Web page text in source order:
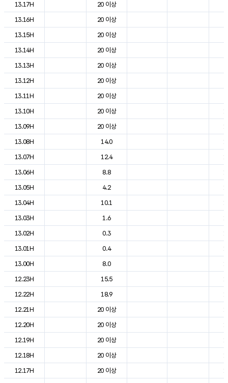
13.17H
20 이상
13.16H
20 이상
13.15H
20 이상
13.14H
20 이상
13.13H
20 이상
13.12H
20 이상
13.11H
20 이상
13.10H
20 이상
13.09H
20 이상
13.08H
14.0
13.07H
12.4
13.06H
8.8
13.05H
4.2
13.04H
10.1
13.03H
1.6
13.02H
0.3
13.01H
0.4
13.00H
8.0
12.23H
15.5
12.22H
18.9
12.21H
20 이상
12.20H
20 이상
12.19H
20 이상
12.18H
20 이상
12.17H
20 이상